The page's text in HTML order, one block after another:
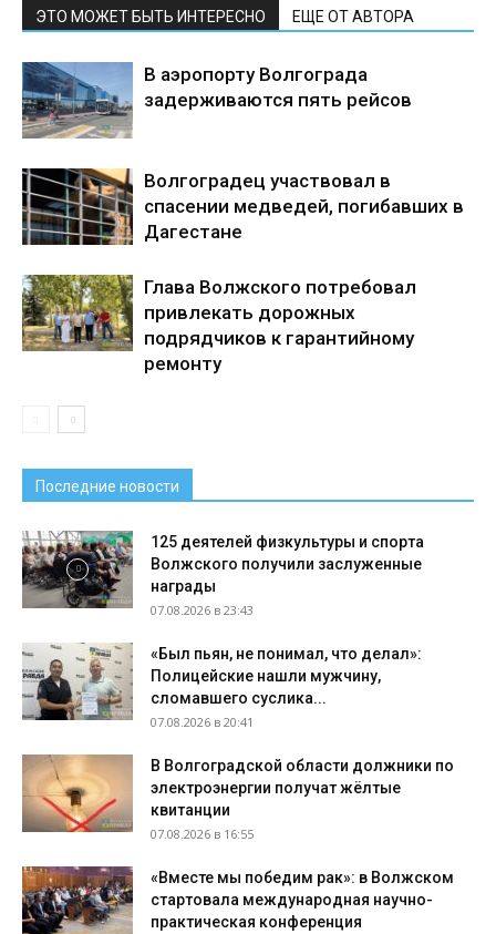
ЭТО МОЖЕТ БЫТЬ ИНТЕРЕСНО ЕЩЕ ОТ АВТОРА
В аэропорту Волгограда
задерживаются пять рейсов
Волгоградец участвовал в
спасении медведей, погибавших в
Дагестане
Глава Волжского потребовал
привлекать дорожных
подрядчиков к гарантийному
ремонту
Последние новости
125 деятелей физкультуры и спорта
Волжского получили заслуженные
награды
07.08.2026 в 23:43
«Был пьян, не понимал, что делал»:
Полицейские нашли мужчину,
сломавшего суслика...
07.08.2026 в 20:41
В Волгоградской области должники по
электроэнергии получат жёлтые
квитанции
07.08.2026 в 16:55
«Вместе мы победим рак»: в Волжском
стартовала международная научно-
практическая конференция